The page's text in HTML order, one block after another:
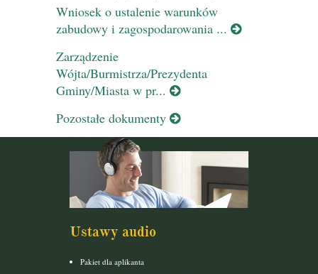
Wniosek o ustalenie warunków
zabudowy i zagospodarowania ...
Zarządzenie
Wójta/Burmistrza/Prezydenta
Gminy/Miasta w pr...
Pozostałe dokumenty
Ustawy audio
Pakiet dla aplikanta